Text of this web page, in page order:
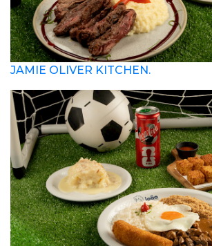
JAMIE OLIVER KITCHEN.